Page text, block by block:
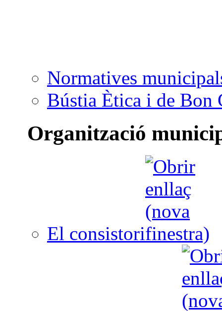
Normatives
Bústia Ètica i de Bon
Organització
El consistori